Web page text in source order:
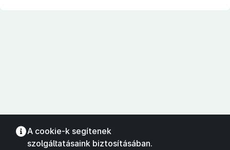
A cookie-k segítenek
szolgáltatásaink biztosításában.